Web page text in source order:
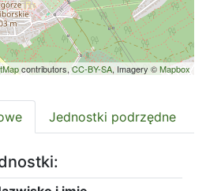
contributors,CC-BY-SA, Imagery ©Mapbox
Jednostki podrzędne